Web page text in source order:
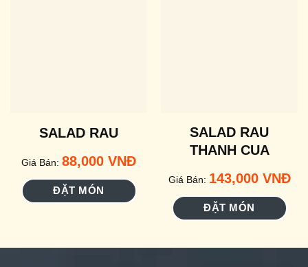
SALAD RAU
Giá Bán: 88,000 VNĐ
ĐẶT MÓN
SALAD RAU
THANH CUA
Giá Bán: 143,000 VNĐ
ĐẶT MÓN